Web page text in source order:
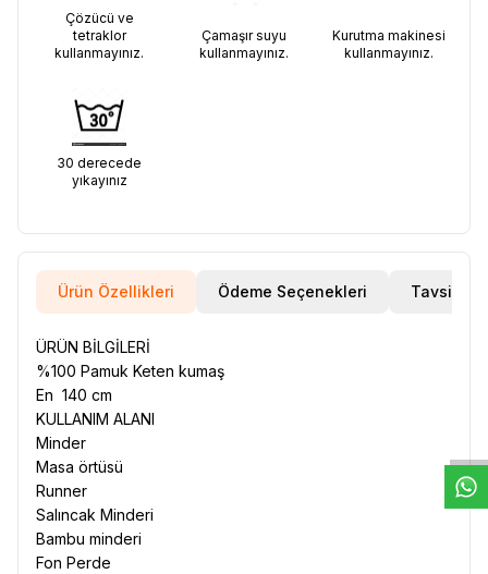
Çözücü ve
tetraklor
kullanmayınız.
Çamaşır suyu
kullanmayınız.
Kurutma makinesi
kullanmayınız.
30 derecede
yıkayınız
Ürün Özellikleri Ödeme Seçenekleri Tavsiye Et
ÜRÜN BİLGİLERİ
%100 Pamuk Keten kumaş
En 140 cm
KULLANIM ALANI
Minder
Masa örtüsü
Runner
Salıncak Minderi
Bambu minderi
Fon Perde